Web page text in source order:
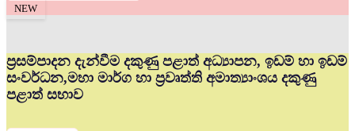
NEW
ප්‍රසම්පාදන දැන්වීම දකුණු පළාත් අධ්‍යාපන, ඉඩම් හා ඉඩම්
සංවර්ධන,මහා මාර්ග හා ප්‍රවෘත්ති අමාත්‍යාංශය දකුණු
පළාත් සභාව